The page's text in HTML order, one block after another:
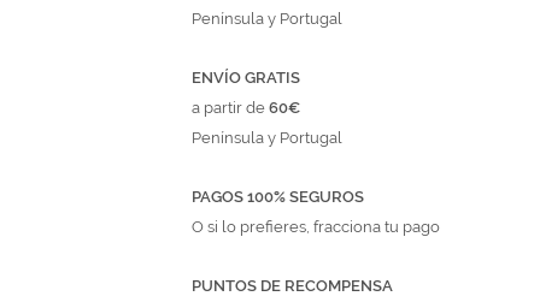
Península y Portugal
ENVÍO GRATIS
a partir de60€
Península y Portugal
PAGOS 100% SEGUROS
O si lo prefieres, fracciona tu pago
PUNTOS DE RECOMPENSA